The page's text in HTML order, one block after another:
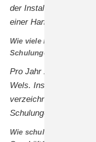
der Installateure mit
einer Hand.
Wie viele Installateure
Schulungen?
Pro Jahr zwischen
Wels. Insgesamt, für
verzeichnen wir mehr
Schulungen und
Wie schulen Sie Ihre